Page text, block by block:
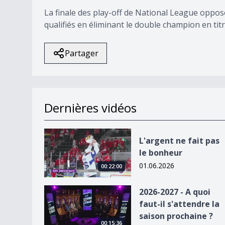
La finale des play-off de National League
qualifiés en éliminant le double champion en
Partager
Dernières vidéos
L&#039;argent ne fait pas le bonheur
00:22:00
L'argent ne fait pas
le bonheur
01.06.2026
2026-2027 - A quoi faut-il s&#039;attendre la
00:15:36
2026-2027 - A quoi
faut-il s'attendre la
saison prochaine ?